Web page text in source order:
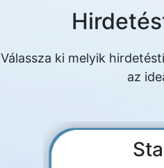
Válassza ki melyik
az